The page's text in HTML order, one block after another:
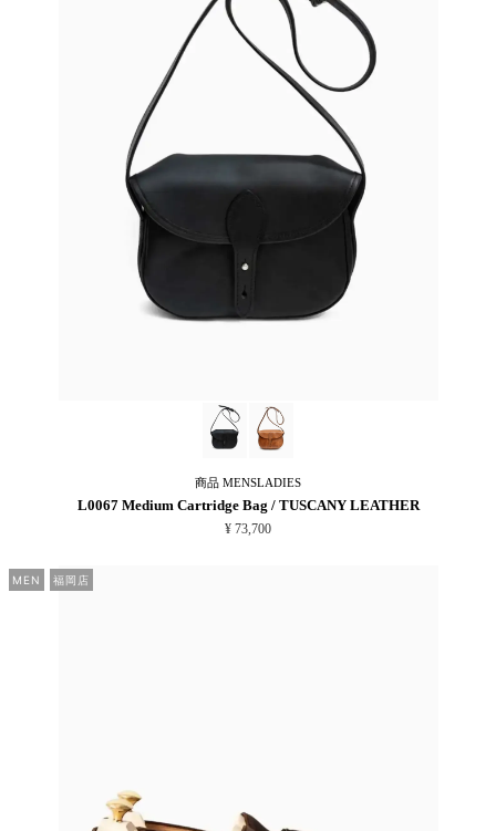
商品 MENSLADIES
L0067 Medium Cartridge Bag / TUSCANY LEATHER
¥ 73,700
MEN 福岡店